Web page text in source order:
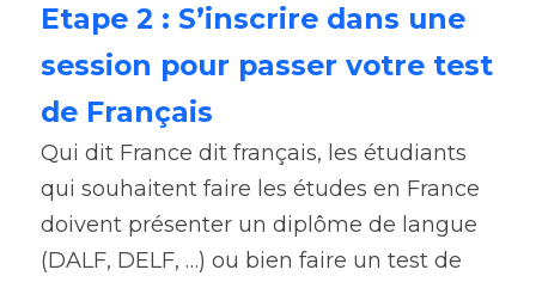
Etape 2 : S’inscrire dans une
session pour passer votre test
de Français
Qui dit France dit français, les étudiants
qui souhaitent faire les études en France
doivent présenter un diplôme de langue
(DALF, DELF, …) ou bien faire un test de